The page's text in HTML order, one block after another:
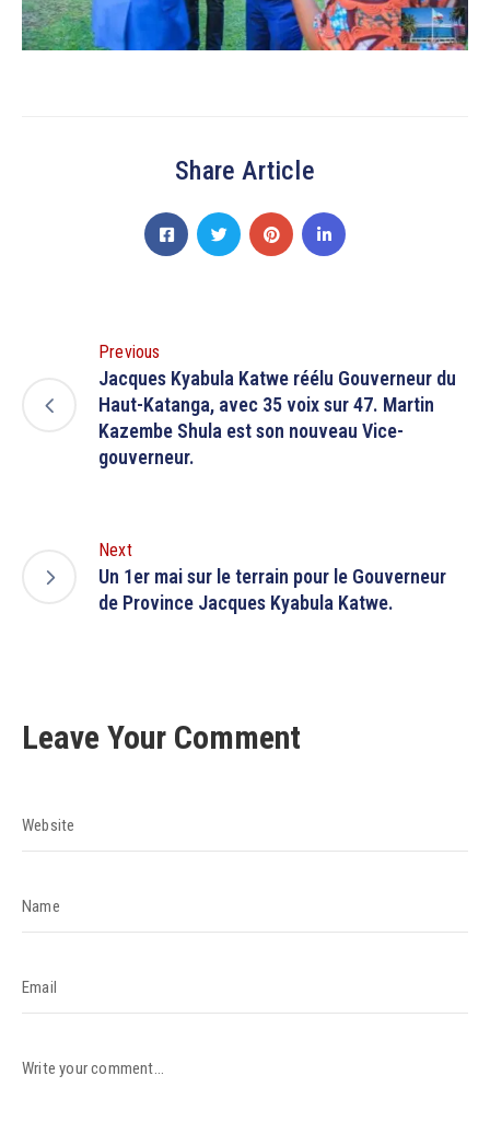
Share Article
Previous
Jacques Kyabula Katwe réélu Gouverneur du
Haut-Katanga, avec 35 voix sur 47. Martin
Kazembe Shula est son nouveau Vice-
gouverneur.
Next
Un 1er mai sur le terrain pour le Gouverneur
de Province Jacques Kyabula Katwe.
Leave Your Comment